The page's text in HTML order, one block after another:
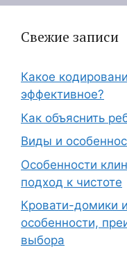
Свежие записи
Какое
эффективное?
Как объяснить
Виды и
Особенности
подход к чистоте
Кровати-домики
особенности,
выбора